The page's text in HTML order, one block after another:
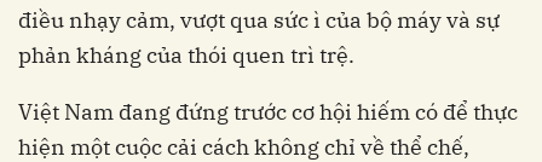
điều nhạy cảm, vượt qua sức ì của bộ máy và sự
phản kháng của thói quen trì trệ.
Việt Nam đang đứng trước cơ hội hiếm có để thực
hiện một cuộc cải cách không chỉ về thể chế,